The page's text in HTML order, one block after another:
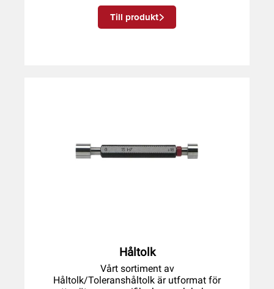
Till produkt
Håltolk
Vårt sortiment av
Håltolk/Toleranshåltolk är utformat för